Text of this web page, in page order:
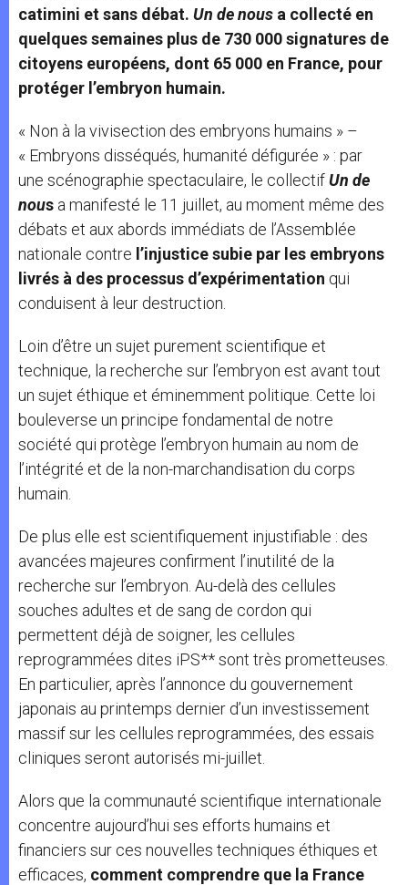
catimini et sans débat. Un de nous a collecté en
quelques semaines plus de 730 000 signatures de
citoyens européens, dont 65 000 en France, pour
protéger l’embryon humain.
« Non à la vivisection des embryons humains » –
« Embryons disséqués, humanité défigurée » : par
une scénographie spectaculaire, le collectifUn de
nous a manifesté le 11 juillet, au moment même des
débats et aux abords immédiats de l’Assemblée
nationale contre l’injustice subie par les embryons
livrés à des processus d’expérimentation qui
conduisent à leur destruction.
Loin d’être un sujet purement scientifique et
technique, la recherche sur l’embryon est avant tout
un sujet éthique et éminemment politique. Cette loi
bouleverse un principe fondamental de notre
société qui protège l’embryon humain au nom de
l’intégrité et de la non-marchandisation du corps
humain.
De plus elle est scientifiquement injustifiable : des
avancées majeures confirment l’inutilité de la
recherche sur l’embryon. Au-delà des cellules
souches adultes et de sang de cordon qui
permettent déjà de soigner, les cellules
reprogrammées dites iPS** sont très prometteuses.
En particulier, après l’annonce du gouvernement
japonais au printemps dernier d’un investissement
massif sur les cellules reprogrammées, des essais
cliniques seront autorisés mi-juillet.
Alors que la communauté scientifique internationale
concentre aujourd’hui ses efforts humains et
financiers sur ces nouvelles techniques éthiques et
efficaces, comment comprendre que la France